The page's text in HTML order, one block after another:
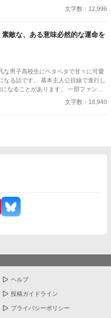
ーリーあり 誤字あ
文字数：12,996
敵な、ある意味必然的な運命を
な男子高校生にベタベタで甘々に可愛
主人公目線で進行し
とがあります。 一部ファンタ
ジー。基本ありきたりな話です。 それでも宜しければどうぞ。
文字数：18,940
ヘルプ
投稿ガイドライン
プライバシーポリシー